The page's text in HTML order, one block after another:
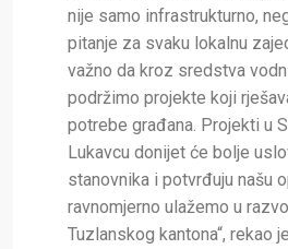
nije samo infrastrukturno,
pitanje za svaku lokalnu
važno da kroz sredstva
podržimo projekte koji
potrebe građana. Projekti u
Lukavcu donijet će bolje
stanovnika i potvrđuju našu
ravnomjerno ulažemo u
Tuzlanskog kantona“, rekao